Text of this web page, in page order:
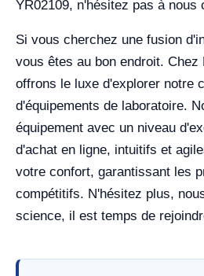
YR02109, n'hésitez pas à nous
Si vous cherchez une fusion
vous êtes au bon endroit. Chez
offrons le luxe d'explorer notre
d'équipements de laboratoire.
équipement avec un niveau
d'achat en ligne, intuitifs et
votre confort, garantissant les
compétitifs. N'hésitez plus,
science, il est temps de